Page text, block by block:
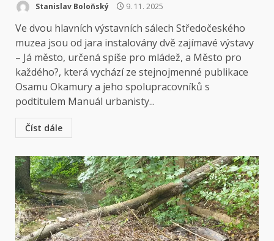
Stanislav Boloňský 9. 11. 2025
Ve dvou hlavních výstavních sálech Středočeského
muzea jsou od jara instalovány dvě zajímavé výstavy
– Já město, určená spíše pro mládež, a Město pro
každého?, která vychází ze stejnojmenné publikace
Osamu Okamury a jeho spolupracovníků s
podtitulem Manuál urbanisty...
Číst dále